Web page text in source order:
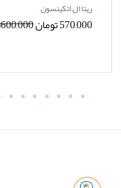
ریتا ال اتکینسون
570,000 تومان 600,000تومان